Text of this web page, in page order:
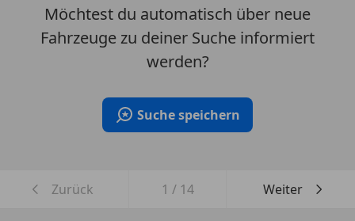
Möchtest du automatisch über neue
Fahrzeuge zu deiner Suche informiert
werden?
Suche speichern
Zurück 1 / 14 Weiter